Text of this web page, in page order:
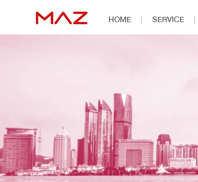
HOME SERVICE